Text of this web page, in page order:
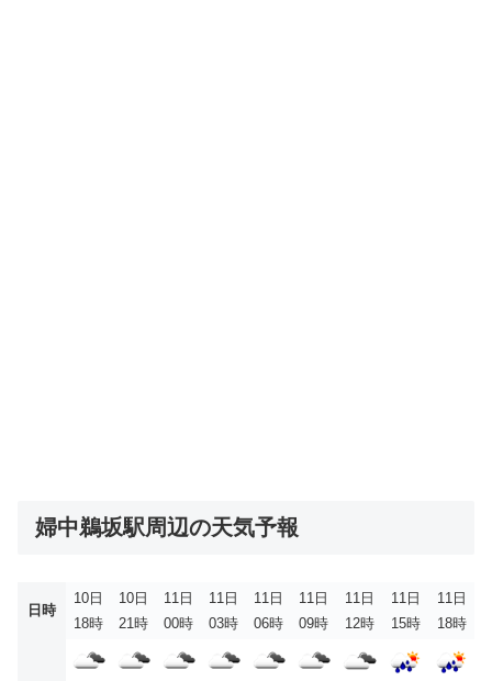
婦中鵜坂駅周辺の天気予報
日時
10日
18時
10日
21時
11日
00時
11日
03時
11日
06時
11日
09時
11日
12時
11日
15時
11日
18時